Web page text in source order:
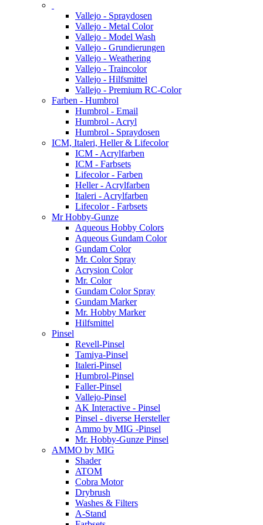
Vallejo - Spraydosen
Vallejo - Metal Color
Vallejo - Model Wash
Vallejo - Grundierungen
Vallejo - Weathering
Vallejo - Traincolor
Vallejo - Hilfsmittel
Vallejo - Premium RC-Color
Farben - Humbrol
Humbrol - Email
Humbrol - Acryl
Humbrol - Spraydosen
ICM, Italeri, Heller & Lifecolor
ICM - Acrylfarben
ICM - Farbsets
Lifecolor - Farben
Heller - Acrylfarben
Italeri - Acrylfarben
Lifecolor - Farbsets
Mr Hobby-Gunze
Aqueous Hobby Colors
Aqueous Gundam Color
Gundam Color
Mr. Color Spray
Acrysion Color
Mr. Color
Gundam Color Spray
Gundam Marker
Mr. Hobby Marker
Hilfsmittel
Pinsel
Revell-Pinsel
Tamiya-Pinsel
Italeri-Pinsel
Humbrol-Pinsel
Faller-Pinsel
Vallejo-Pinsel
AK Interactive - Pinsel
Pinsel - diverse Hersteller
Ammo by MIG -Pinsel
Mr. Hobby-Gunze Pinsel
AMMO by MIG
Shader
ATOM
Cobra Motor
Drybrush
Washes & Filters
A-Stand